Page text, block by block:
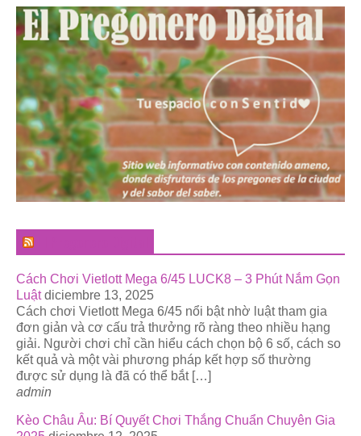
Cách Chơi Vietlott Mega 6/45 LUCK8 – 3 Phút Nắm Gọn
Luật diciembre 13, 2025
Cách chơi Vietlott Mega 6/45 nổi bật nhờ luật tham gia
đơn giản và cơ cấu trả thưởng rõ ràng theo nhiều hạng
giải. Người chơi chỉ cần hiểu cách chọn bộ 6 số, cách so
kết quả và một vài phương pháp kết hợp số thường
được sử dụng là đã có thể bắt […]
admin
Kèo Châu Âu: Bí Quyết Chơi Thắng Chuẩn Chuyên Gia